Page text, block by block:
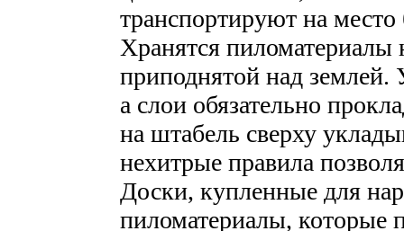
транспортируют на место
Хранятся пиломатериалы
приподнятой над
а слои обязательно
на штабель сверху
нехитрые правила
Доски, купленные для
пиломатериалы, которые